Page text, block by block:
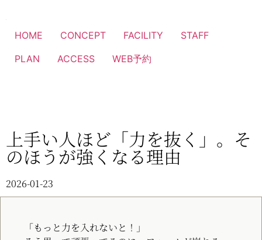
HOME CONCEPT FACILITY
STAFF
PLAN
ACCESS WEB予約
上手い人ほど「力を抜く」。そ
のほうが強くなる理由
2026-01-23
「もっと力を入れないと！」